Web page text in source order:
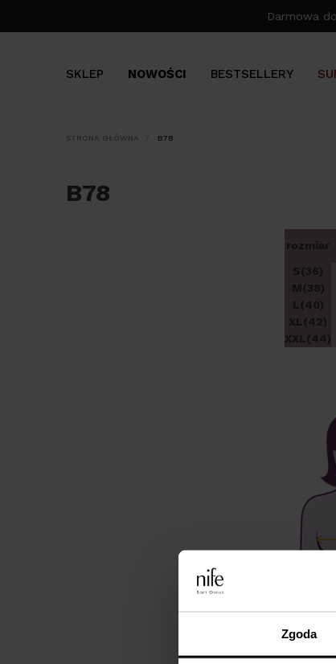
Zgoda
Darmowa
SKLEP NOWOŚCI BESTSELLERY
STRONA GŁÓWNA B78
B78
rozmiar
S(36)
M(38)
L(40)
XL(42)
XXL(44)